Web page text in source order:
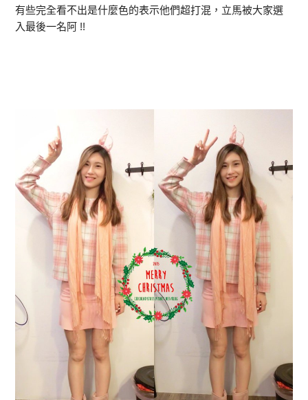
有些完全看不出是什麼色的表示他們超打混，立馬被大家選
入最後一名阿 !!